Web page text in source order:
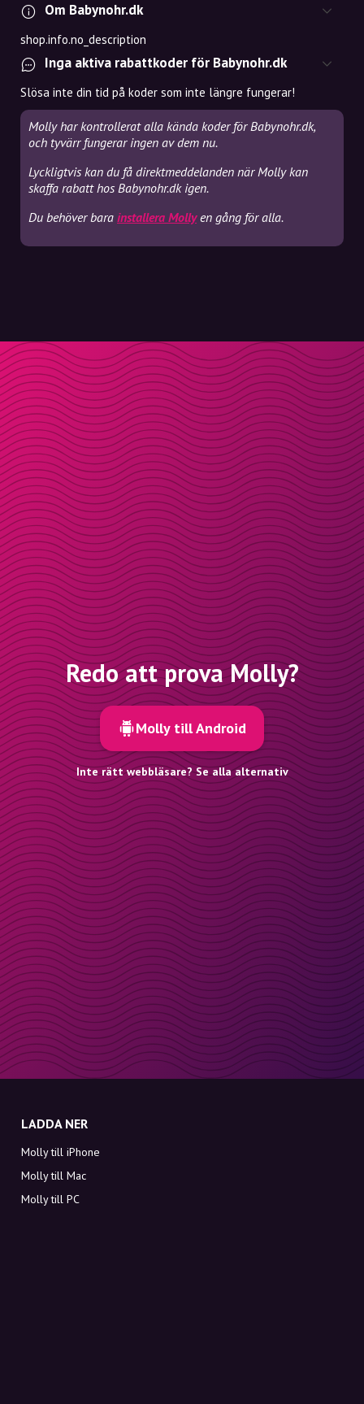
Om Babynohr.dk
shop.info.no_description
Inga aktiva rabattkoder för Babynohr.dk
Slösa inte din tid på koder som inte längre fungerar!
Molly har kontrollerat alla kända koder för Babynohr.dk,
och tyvärr fungerar ingen av dem nu.
Lyckligtvis kan du få direktmeddelanden när Molly kan
skaffa rabatt hos Babynohr.dk igen.
Du behöver bara installera Mollyen gång för alla.
Redo att prova Molly?
Molly till Android
Inte rätt webbläsare? Se alla alternativ
LADDA NER
Molly till iPhone
Molly till Mac
Molly till PC